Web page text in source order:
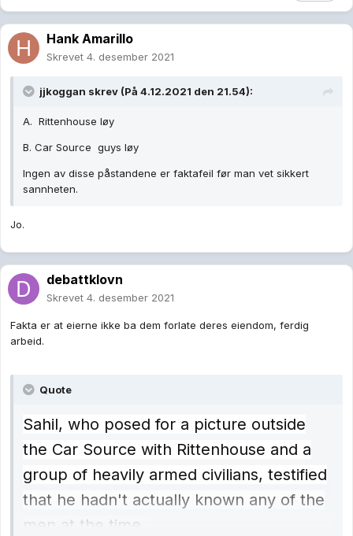
Hank Amarillo
Skrevet 4. desember 2021
jjkoggan skrev (På 4.12.2021 den 21.54):
A. Rittenhouse løy
B. Car Source guys løy
Ingen av disse påstandene er faktafeil før man vet sikkert
sannheten.
Jo.
debattklovn
Skrevet 4. desember 2021
Fakta er at eierne ikke ba dem forlate deres eiendom, ferdig
arbeid.
Quote
Sahil, who posed for a picture outside
the Car Source with Rittenhouse and a
group of heavily armed civilians, testified
that he hadn't actually known any of the
men at the time.